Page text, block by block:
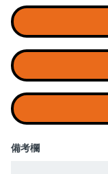
備考欄